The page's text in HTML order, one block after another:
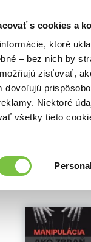
s cookies a
ktoré
– bez nich by
zisťovať,
dovoľujú
Niektoré
všetky tieto
Vybrané